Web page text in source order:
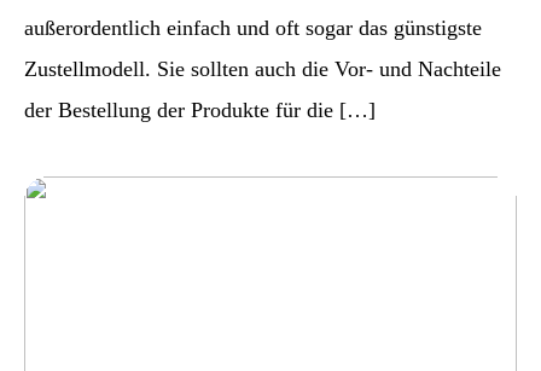
außerordentlich einfach und oft sogar das günstigste
Zustellmodell. Sie sollten auch die Vor- und Nachteile
der Bestellung der Produkte für die […]